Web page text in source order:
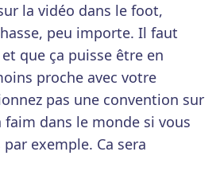
la vidéo dans le foot,
peu importe. Il faut
que ça puisse être en
proche avec votre
pas une convention sur
dans le monde si vous
exemple. Ca sera